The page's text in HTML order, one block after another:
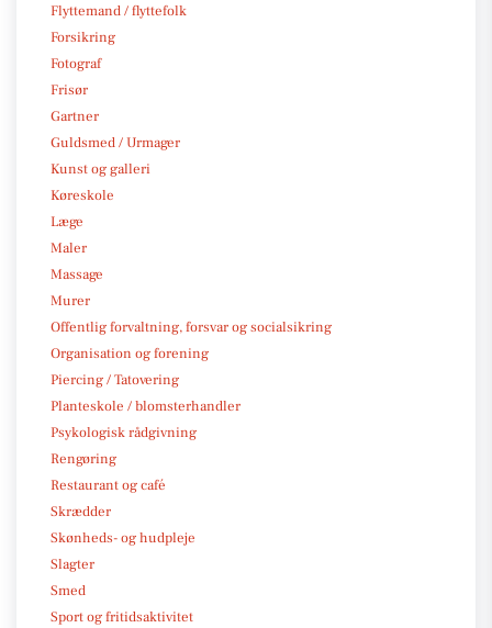
Flyttemand / flyttefolk
Forsikring
Fotograf
Frisør
Gartner
Guldsmed / Urmager
Kunst og galleri
Køreskole
Læge
Maler
Massage
Murer
Offentlig forvaltning, forsvar og socialsikring
Organisation og forening
Piercing / Tatovering
Planteskole / blomsterhandler
Psykologisk rådgivning
Rengøring
Restaurant og café
Skrædder
Skønheds- og hudpleje
Slagter
Smed
Sport og fritidsaktivitet